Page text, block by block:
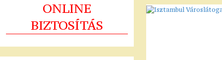
ONLINE
BIZTOSÍTÁS